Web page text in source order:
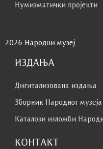
Нумизматички пројекти
2026 Народни музеј
ИЗДАЊА
Дигитализована издања
Зборник Народног музеја
Каталози изложби
КОНТАКТ